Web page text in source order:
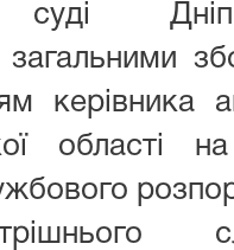
суді
керівника
області